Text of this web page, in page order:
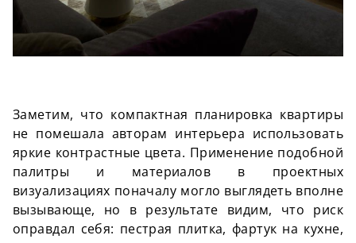
Заметим, что компактная планировка квартиры
не помешала авторам интерьера использовать
яркие контрастные цвета. Применение подобной
палитры и материалов в проектных
визуализациях поначалу могло выглядеть вполне
вызывающе, но в результате видим, что риск
оправдал себя: пестрая плитка, фартук на кухне,